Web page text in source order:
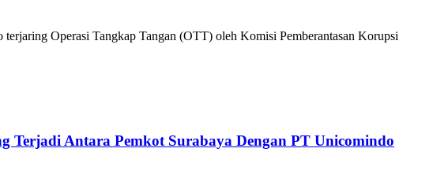
Operasi Tangkap Tangan (OTT) oleh Komisi Pemberantasan Korupsi
Terjadi Antara Pemkot Surabaya Dengan PT Unicomindo